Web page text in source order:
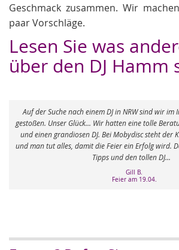
Geschmack zusammen. Wir
paar Vorschläge.
Lesen Sie was
über den DJ Hamm
nach einem DJ in NRW sind wir im Internet auf
Glück... Wir hatten eine tolle Beratung, einen tollen
DJ. Bei Mobydisc steht der Kunde im
damit die Feier ein Erfolg wird. Danke für viele
Tipps und den tollen DJ...